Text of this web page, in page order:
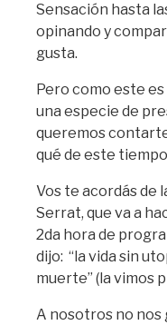
Sensación hasta
opinando y
gusta.
Pero como este
una especie de
queremos
qué de este
Vos te acordás de
Serrat, que va a
2da hora de
dijo: “la vida sin
muerte” (la vimos
A nosotros no